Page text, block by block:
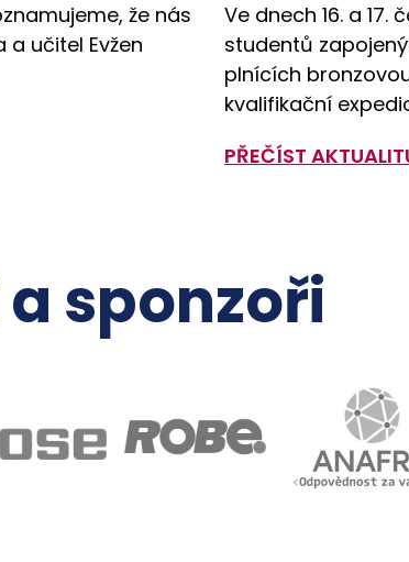
že nás
učitel Evžen
Ve dnech 16. a 17.
studentů
plnících
kvalifikační
PŘEČÍST
sponzoři